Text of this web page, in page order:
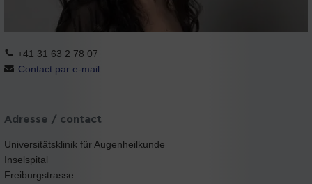
+41 31 63 2 78 07
Contact par e-mail
Adresse / contact
Universitätsklinik für Augenheilkunde
Inselspital
Freiburgstrasse